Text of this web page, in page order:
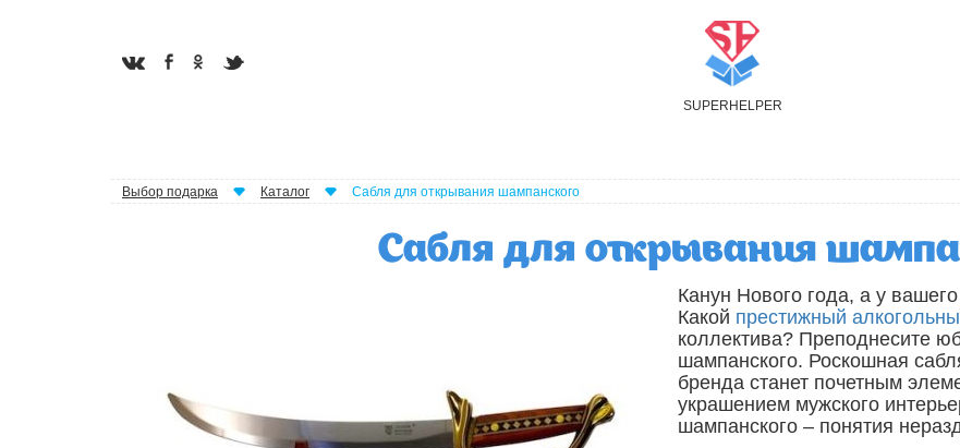
SUPER H ELPER
Выбор подарка Каталог Сабля для открывания шампанского
Сабля для открывания
Канун Нового года, а у
Какой престижный
коллектива? Преподнесите
шампанского. Роскошная
бренда станет почетным
украшением мужского
шампанского – понятия